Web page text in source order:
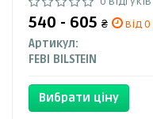
540 - 605 ₴
від 0
Артикул:
FEBI BILSTEIN
Вибрати ціну